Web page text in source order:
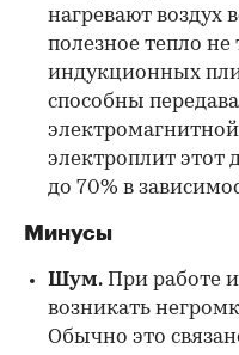
нагревают воздух
полезное тепло не
индукционных
способны
электроплит этот
до 70% в
Минусы
Шум. При работе
возникать
Обычно это